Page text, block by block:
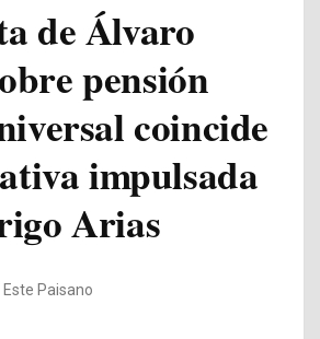
de Álvaro
pensión
coincide
impulsada
Arias
Este Paisano